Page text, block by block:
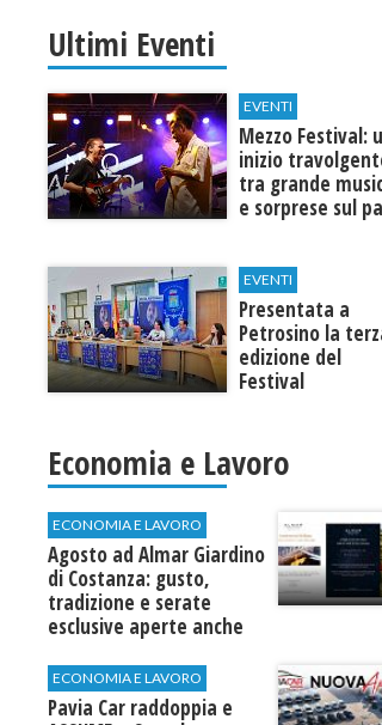
Ultimi Eventi
EVENTI
Mezzo Festival:
inizio
tra grande
e sorprese sul
EVENTI
Presentata a
Petrosino la
edizione del
Festival
"Voci dal
Mediterraneo"
Economia e Lavoro
ECONOMIA E LAVORO
Agosto ad Almar Giardino
di Costanza: gusto,
tradizione e serate
esclusive aperte anche
ECONOMIA E LAVORO
Pavia Car raddoppia e